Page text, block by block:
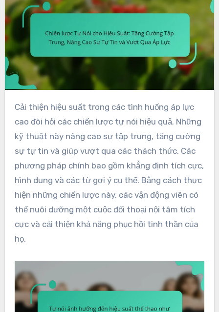
Cải thiện hiệu suất trong các tình huống áp lực
cao đòi hỏi các chiến lược tự nói hiệu quả. Những
kỹ thuật này nâng cao sự tập trung, tăng cường
sự tự tin và giúp vượt qua các thách thức. Các
phương pháp chính bao gồm khẳng định tích cực,
hình dung và các từ gợi ý cụ thể. Bằng cách thực
hiện những chiến lược này, các vận động viên có
thể nuôi dưỡng một cuộc đối thoại nội tâm tích
cực và cải thiện khả năng phục hồi tinh thần của
họ.